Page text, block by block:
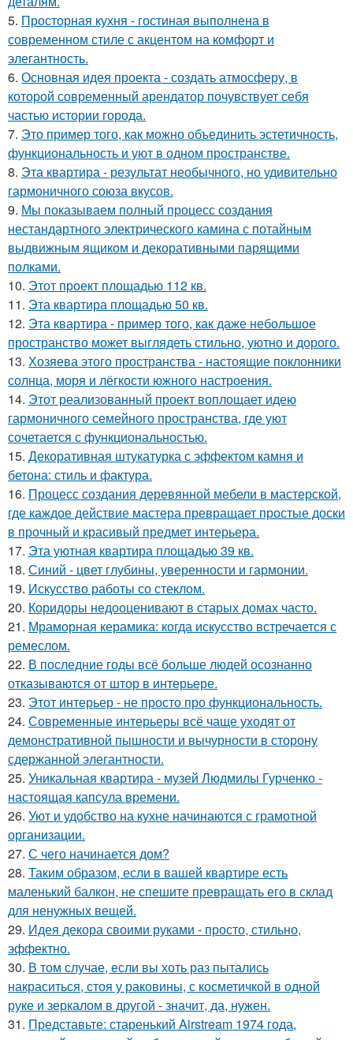
5. Просторная кухня - гостиная выполнена в
современном стиле с акцентом на комфорт и
элегантность.
6. Основная идея проекта - создать атмосферу, в
которой современный арендатор почувствует себя
частью истории города.
7. Это пример того, как можно объединить эстетичность,
функциональность и уют в одном пространстве.
8. Эта квартира - результат необычного, но удивительно
гармоничного союза вкусов.
9. Мы показываем полный процесс создания
нестандартного электрического камина с потайным
выдвижным ящиком и декоративными парящими
полками.
10. Этот проект площадью 112 кв.
11. Эта квартира площадью 50 кв.
12. Эта квартира - пример того, как даже небольшое
пространство может выглядеть стильно, уютно и дорого.
13. Хозяева этого пространства - настоящие поклонники
солнца, моря и лёгкости южного настроения.
14. Этот реализованный проект воплощает идею
гармоничного семейного пространства, где уют
сочетается с функциональностью.
15. Декоративная штукатурка с эффектом камня и
бетона: стиль и фактура.
16. Процесс создания деревянной мебели в мастерской,
где каждое действие мастера превращает простые доски
в прочный и красивый предмет интерьера.
17. Эта уютная квартира площадью 39 кв.
18. Синий - цвет глубины, уверенности и гармонии.
19. Искусство работы со стеклом.
20. Коридоры недооценивают в старых домах часто.
21. Мраморная керамика: когда искусство встречается с
ремеслом.
22. В последние годы всё больше людей осознанно
отказываются от штор в интерьере.
23. Этот интерьер - не просто про функциональность.
24. Современные интерьеры всё чаще уходят от
демонстративной пышности и вычурности в сторону
сдержанной элегантности.
25. Уникальная квартира - музей Людмилы Гурченко -
настоящая капсула времени.
26. Уют и удобство на кухне начинаются с грамотной
организации.
27. С чего начинается дом?
28. Таким образом, если в вашей квартире есть
маленький балкон, не спешите превращать его в склад
для ненужных вещей.
29. Идея декора своими руками - просто, стильно,
эффектно.
30. В том случае, если вы хоть раз пытались
накраситься, стоя у раковины, с косметичкой в одной
руке и зеркалом в другой - значит, да, нужен.
31. Представьте: старенький Airstream 1974 года,